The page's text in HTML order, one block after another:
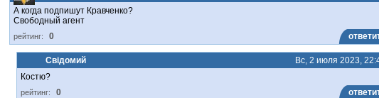
А когда подпишут Кравченко?
Свободный агент
рейтинг: 0
Свідомий
Вс, 2 июля 2023,
Костю?
рейтинг: 0